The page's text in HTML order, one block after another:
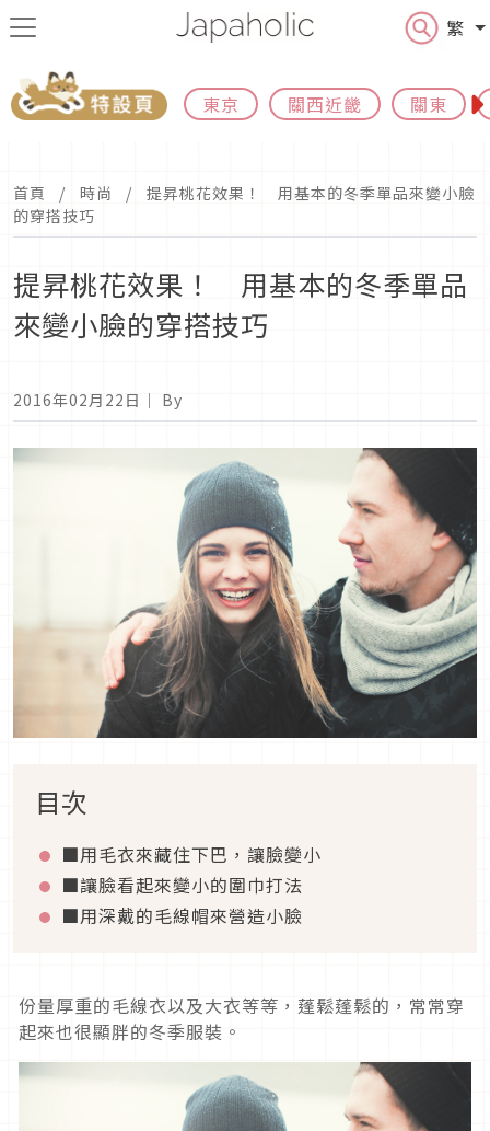
繁
東京 關西近畿 關東
首頁 時尚
提昇桃花效果！ 用基本的冬季單品來變小臉
的穿搭技巧
提昇桃花效果！ 用基本的冬季單品
來變小臉的穿搭技巧
2016年02月22日 ｜ By
目次
■用毛衣來藏住下巴，讓臉變小
■讓臉看起來變小的圍巾打法
■用深戴的毛線帽來營造小臉
份量厚重的毛線衣以及大衣等等，蓬鬆蓬鬆的，常常穿
起來也很顯胖的冬季服裝。